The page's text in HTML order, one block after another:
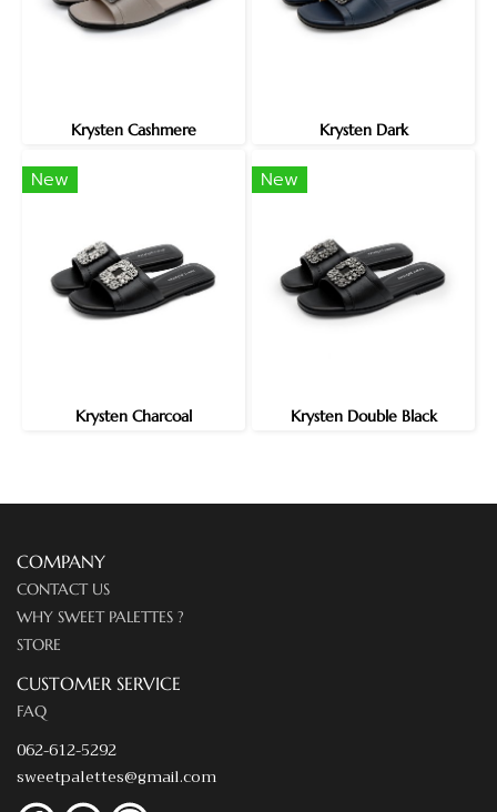
Krysten Cashmere Krysten Dark
New
Krysten Charcoal
New
Krysten Double Black
COMPANY
CONTACT US
WHY SWEET PALETTES ?
STORE
CUSTOMER SERVICE
FAQ
062-612-5292
sweetpalettes@gmail.com